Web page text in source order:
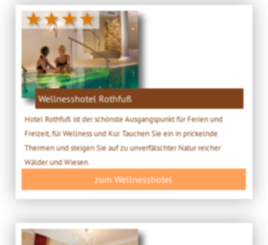
★★★★
Wellnesshotel Rothfuß
Hotel Rothfuß ist der schönste Ausgangspunkt für Ferien und
Freizeit, für Wellness und Kur. Tauchen Sie ein in prickelnde
Thermen und steigen Sie auf zu unverfälschter Natur reicher
Wälder und Wiesen.
zum Wellnesshotel